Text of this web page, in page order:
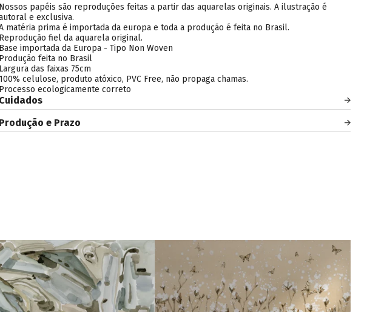
Nossos papéis são reproduções feitas a partir das aquarelas originais. A ilustração é
e exclusiva.
matéria prima é importada da europa e toda a produção é feita no Brasil.
Reprodução fiel da aquarela original.
Base importada da Europa - Tipo Non Woven
Produção feita no Brasil
Largura das faixas 75cm
100% celulose, produto atóxico, PVC Free, não propaga chamas.
Processo ecologicamente correto
Cuidados
Produção e Prazo